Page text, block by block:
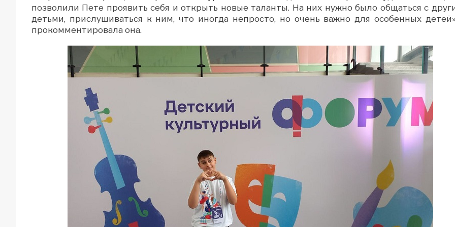
позволили Пете проявить себя и открыть новые таланты. На них нужно было общаться с
детьми, прислушиваться к ним, что иногда непросто, но очень важно для особенных
прокомментировала она.